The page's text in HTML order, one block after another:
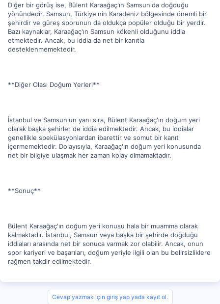
Diğer bir görüş ise, Bülent Karaağaç'ın Samsun'da doğduğu
yönündedir. Samsun, Türkiye'nin Karadeniz bölgesinde önemli bir
şehirdir ve güreş sporunun da oldukça popüler olduğu bir yerdir.
Bazı kaynaklar, Karaağaç'ın Samsun kökenli olduğunu iddia
etmektedir. Ancak, bu iddia da net bir kanıtla
desteklenmemektedir.
**Diğer Olası Doğum Yerleri**
İstanbul ve Samsun'un yanı sıra, Bülent Karaağaç'ın doğum yeri
olarak başka şehirler de iddia edilmektedir. Ancak, bu iddialar
genellikle spekülasyonlardan ibarettir ve somut bir kanıt
içermemektedir. Dolayısıyla, Karaağaç'ın doğum yeri konusunda
net bir bilgiye ulaşmak her zaman kolay olmamaktadır.
**Sonuç**
Bülent Karaağaç'ın doğum yeri konusu hala bir muamma olarak
kalmaktadır. İstanbul, Samsun veya başka bir şehirde doğduğu
iddiaları arasında net bir sonuca varmak zor olabilir. Ancak, onun
spor kariyeri ve başarıları, doğum yeriyle ilgili olan bu belirsizliklere
rağmen takdir edilmektedir.
Cevap yazmak için giriş yap yada kayıt ol.